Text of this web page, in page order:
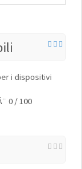
i dispositivi
0 / 100